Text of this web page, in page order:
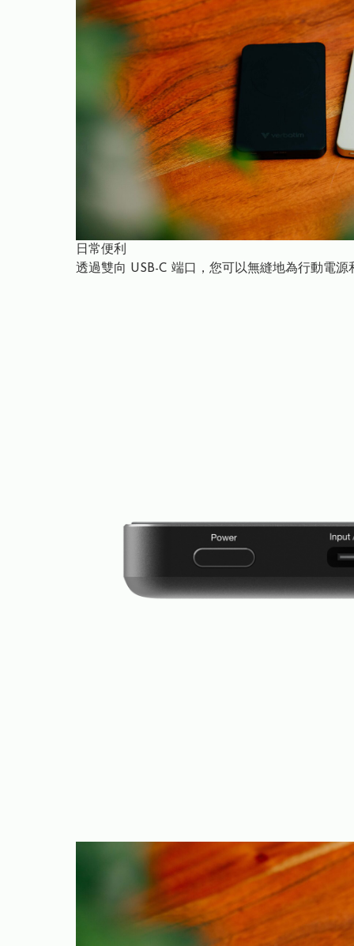
日常便利
透過雙向 USB-C 端口，您可以無縫地為行動電